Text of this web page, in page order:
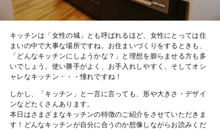
キッチンは「女性の城」とも呼ばれるほど、女性にとっては住
まいの中で大事な場所ですね。お住まいづくりをするときも、
「どんなキッチンにしようかな？」と理想を膨らませる方も多
いでしょう。使い勝手がよく、お手入れしやすく、そしてオシ
ャレなキッチン・・・憧れですね！
しかし、「キッチン」と一言に言っても、形や大きさ・デザイ
ンなどたくさんあります。
本日はさまざまなキッチンの特徴のご紹介をさせていただきま
す！どんなキッチンが自分に合うのか想像しながらお読みくだ